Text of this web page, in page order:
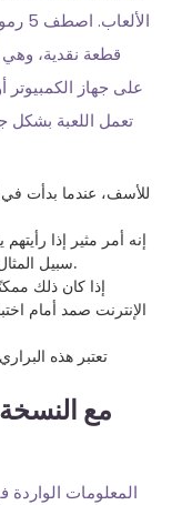
قطعة نقدية،
تعمل اللعبة بشكل
للأسف، عندما بدأت في
إنه أمر مثير إذا
سبيل المثال المشاهير يصطفون من أجلك شخصيًا، يا صديقي.
إذا كان ذلك
الإنترنت صمد أمام
تعتبر هذه
المعلومات